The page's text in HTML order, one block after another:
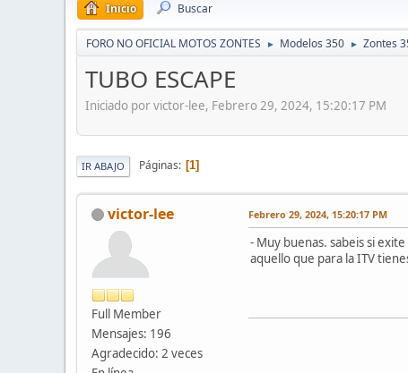
Inicio Buscar
FORO NO OFICIAL MOTOS ZONTES ► Modelos 350 ► Zontes
TUBO ESCAPE
Iniciado por victor-lee, Febrero 29, 2024, 15:20:17 PM
IR ABAJO Páginas 1
victor-lee
Full Member
Mensajes: 196
Agradecido: 2 veces
Febrero 29, 2024, 15:20:17 PM
- Muy buenas. sabeis si
aquello que para la ITV